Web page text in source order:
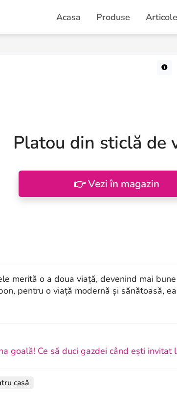
Acasa Produse Articole
Platou din sticlă de
👉 Vezi în magazin
merită o a doua viață, devenind mai
pentru o viață modernă și sănătoasă,
goală! Ce să duci gazdei când ești invitat
casă